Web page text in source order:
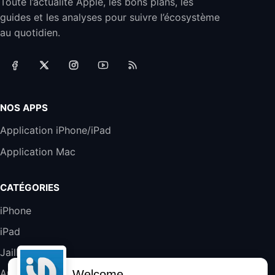
Jabra Biz 2300 - Casque Mono supra-
auriculaire Quick Disconnect - Casque
Filaire avec Microphone Antibruit Pour
Téléphones de Bureau
Harman Kardon SoundSticks 5 Haut-Parleur
289,47€
Galaxy S25 FE 6,7\" 5G Nano SIM 128 Go
Blanc
357,4€
guides et les analyses pour suivre l’écosystème
au quotidien.
NOS APPS
Application iPhone/iPad
Application Mac
CATÉGORIES
iPhone
iPad
Jailbreak